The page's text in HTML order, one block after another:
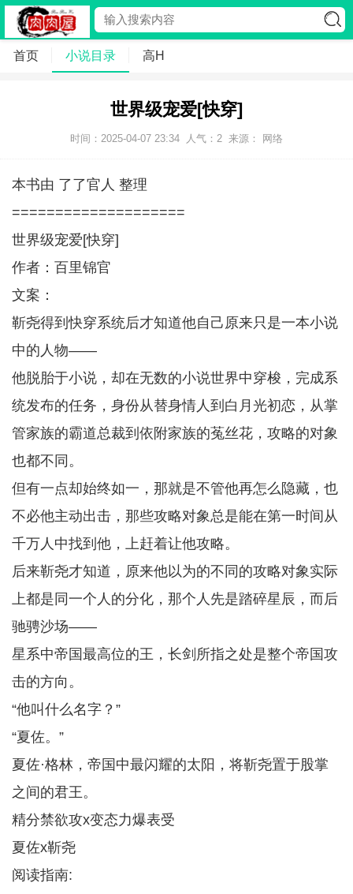
首页 小说目录 高H
世界级宠爱[快穿]
时间：2025-04-07 23:34 人气： 2 来源： 网络
本书由 了了官人 整理
====================
世界级宠爱[快穿]
作者：百里锦官
文案：
靳尧得到快穿系统后才知道他自己原来只是一本小说
中的人物——
他脱胎于小说，却在无数的小说世界中穿梭，完成系
统发布的任务，身份从替身情人到白月光初恋，从掌
管家族的霸道总裁到依附家族的菟丝花，攻略的对象
也都不同。
但有一点却始终如一，那就是不管他再怎么隐藏，也
不必他主动出击，那些攻略对象总是能在第一时间从
千万人中找到他，上赶着让他攻略。
后来靳尧才知道，原来他以为的不同的攻略对象实际
上都是同一个人的分化，那个人先是踏碎星辰，而后
驰骋沙场——
星系中帝国最高位的王，长剑所指之处是整个帝国攻
击的方向。
“他叫什么名字？”
“夏佐。”
夏佐·格林，帝国中最闪耀的太阳，将靳尧置于股掌
之间的君王。
精分禁欲攻x变态力爆表受
夏佐x靳尧
阅读指南: